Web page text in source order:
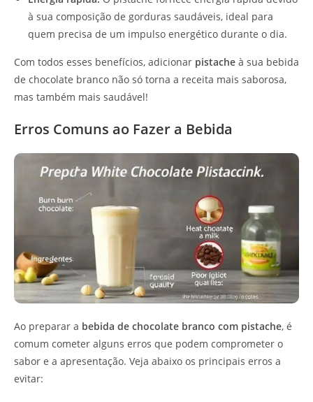
à sua composição de gorduras saudáveis, ideal para
quem precisa de um impulso energético durante o dia.
Com todos esses benefícios, adicionar pistache à sua bebida
de chocolate branco não só torna a receita mais saborosa,
mas também mais saudável!
Erros Comuns ao Fazer a Bebida
Ao preparar a bebida de chocolate branco com pistache, é
comum cometer alguns erros que podem comprometer o
sabor e a apresentação. Veja abaixo os principais erros a
evitar: